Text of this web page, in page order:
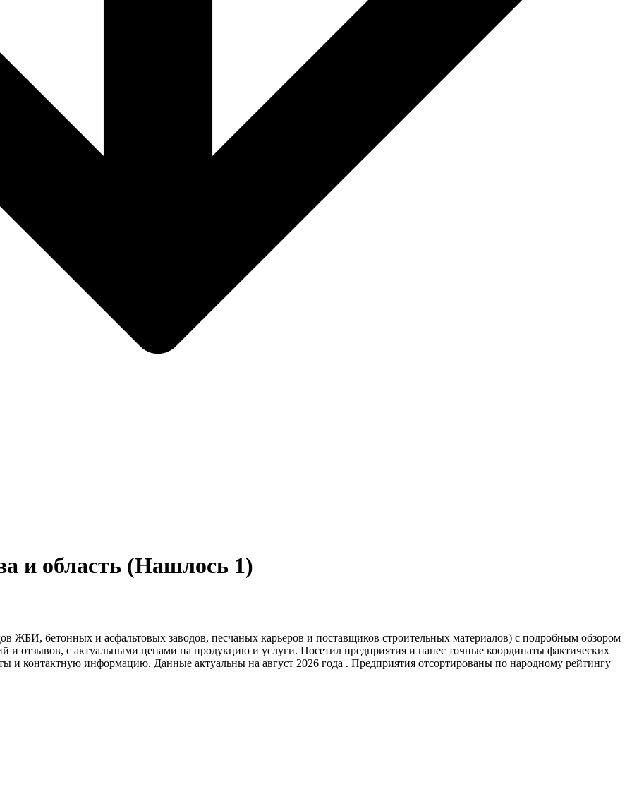
и область (Нашлось 1)
ЖБИ, бетонных и асфальтовых заводов, песчаных карьеров и поставщиков строительных материалов) с подробным обзором
и отзывов, с актуальными ценами на продукцию и услуги. Посетил предприятия и нанес точные координаты фактических
и контактную информацию. Данные актуальны на август 2026 года . Предприятия отсортированы по народному рейтингу